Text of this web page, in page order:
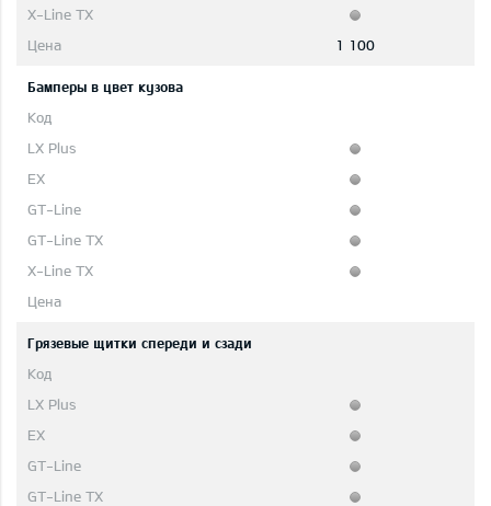
1 100
Бамперы в цвет кузова
Грязевые щитки спереди и сзади